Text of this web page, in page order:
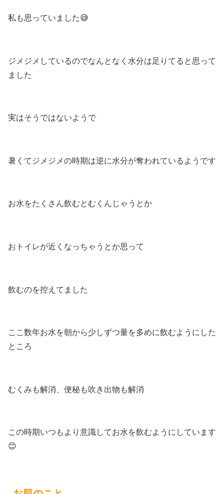
私も思っていました😅
ジメジメしているのでなんとなく水分は足りてると思って
ました
実はそうではないようで
暑くてジメジメの時期は逆に水分が奪われているようです
お水をたくさん飲むとむくんじゃうとか
おトイレが近くなっちゃうとか思って
飲むのを控えてました
ここ数年お水を朝から少しずつ量を多めに飲むようにした
ところ
むくみも解消、便秘も吹き出物も解消
この時期いつもより意識してお水を飲むようにしています
😊